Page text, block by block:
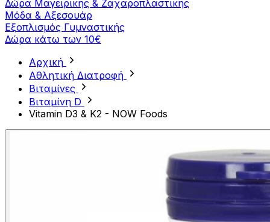
Δώρα Μαγειρικής & Ζαχαροπλαστικής
Μόδα & Αξεσουάρ
Εξοπλισμός Γυμναστικής
Δώρα κάτω των 10€
Αρχική
Αθλητική Διατροφή
Βιταμίνες
Βιταμίνη D
Vitamin D3 & K2 - NOW Foods